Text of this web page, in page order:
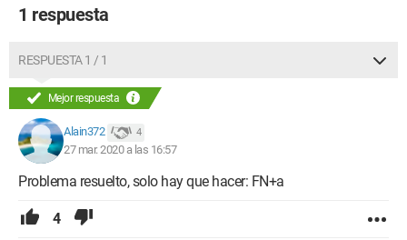
1 respuesta
RESPUESTA 1 / 1
Mejor respuesta
Alain372 4
27 mar. 2020 a las 16:57
Problema resuelto, solo hay que hacer: FN+a
4